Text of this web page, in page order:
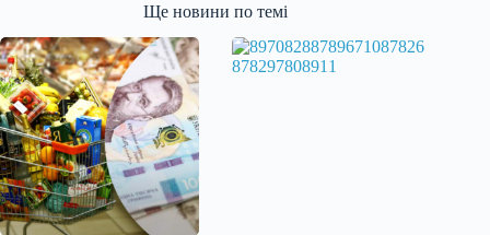
Ще новини по темі